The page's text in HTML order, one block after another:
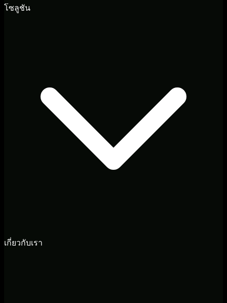
โซลูชัน
เกี่ยวกับเรา